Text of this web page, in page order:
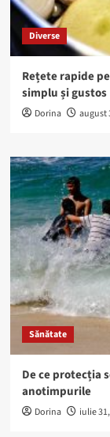
Diverse
Rețete rapide
simplu și gustos
Dorina august
Sănătate
De ce protecția
anotimpurile
Dorina iulie